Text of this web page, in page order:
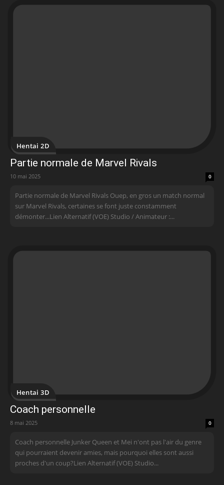
Hentai 2D
Partie normale de Marvel Rivals
10 mai 2025 0
Partie normale de Marvel Rivals Ouep, en gros un match normal
sur Marvel Rivals, certaines se font juste constamment
démonter...Lien Alternatif (VOE) Studio / Animateur :...
Hentai 3D
Coach personnelle
8 mai 2025 0
Coach personnelle Junker Queen et Mei n'ont pas l'air du genre
qui pourraient devenir amies, mais pourquoi elles sont aussi
proches d'un coup? Lien Alternatif (VOE) Studio...